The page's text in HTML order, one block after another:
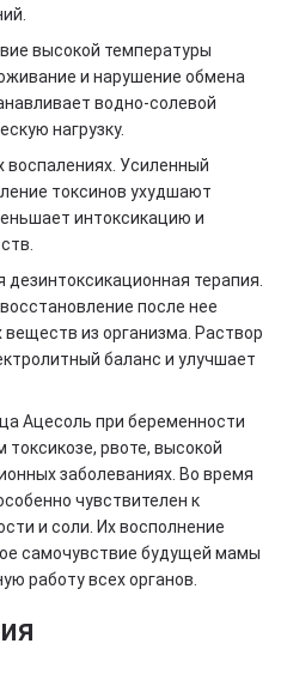
высокой температуры
и нарушение обмена
водно-солевой
нагрузку.
Усиленный
токсинов ухудшают
интоксикацию и
терапия.
после нее
из организма. Раствор
баланс и улучшает
Ацесоль при беременности
рвоте, высокой
заболеваниях. Во время
чувствителен к
и соли. Их восполнение
самочувствие будущей мамы
работу всех органов.